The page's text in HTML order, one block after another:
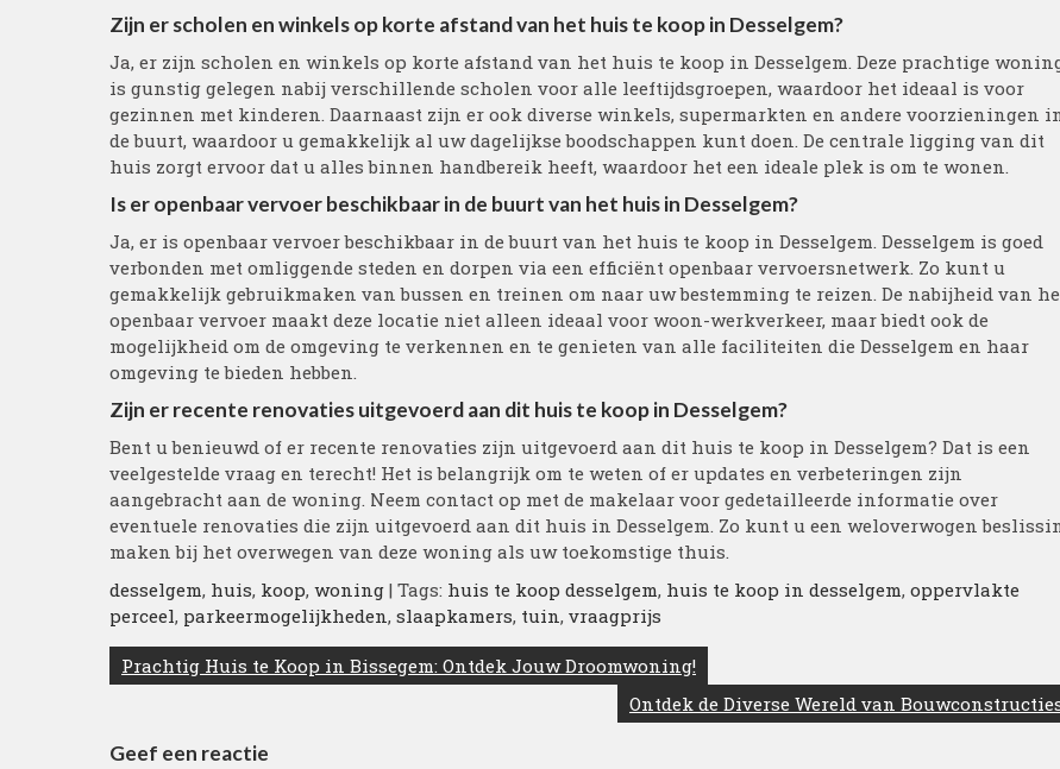
Zijn er scholen en winkels op korte afstand van het huis te koop in Desselgem?
Ja, er zijn scholen en winkels op korte afstand van het huis te koop in Desselgem. Deze prachtige
is gunstig gelegen nabij verschillende scholen voor alle leeftijdsgroepen, waardoor het ideaal is voor
gezinnen met kinderen. Daarnaast zijn er ook diverse winkels, supermarkten en andere voorzieningen
de buurt, waardoor u gemakkelijk al uw dagelijkse boodschappen kunt doen. De centrale ligging van dit
huis zorgt ervoor dat u alles binnen handbereik heeft, waardoor het een ideale plek is om te wonen.
Is er openbaar vervoer beschikbaar in de buurt van het huis in Desselgem?
Ja, er is openbaar vervoer beschikbaar in de buurt van het huis te koop in Desselgem. Desselgem is goed
verbonden met omliggende steden en dorpen via een efficiënt openbaar vervoersnetwerk. Zo kunt u
gemakkelijk gebruikmaken van bussen en treinen om naar uw bestemming te reizen. De nabijheid van
openbaar vervoer maakt deze locatie niet alleen ideaal voor woon-werkverkeer, maar biedt ook de
mogelijkheid om de omgeving te verkennen en te genieten van alle faciliteiten die Desselgem en haar
omgeving te bieden hebben.
Zijn er recente renovaties uitgevoerd aan dit huis te koop in Desselgem?
Bent u benieuwd of er recente renovaties zijn uitgevoerd aan dit huis te koop in Desselgem? Dat is een
veelgestelde vraag en terecht! Het is belangrijk om te weten of er updates en verbeteringen zijn
aangebracht aan de woning. Neem contact op met de makelaar voor gedetailleerde informatie over
eventuele renovaties die zijn uitgevoerd aan dit huis in Desselgem. Zo kunt u een weloverwogen
maken bij het overwegen van deze woning als uw toekomstige thuis.
desselgem, huis, koop, woning | Tags: huis te koop desselgem, huis te koop in desselgem, oppervlakte
perceel, parkeermogelijkheden, slaapkamers, tuin, vraagprijs
Berichtnavigatie
Prachtig Huis te Koop in Bissegem: Ontdek Jouw Droomwoning!
Ontdek de Diverse Wereld van
Geef een reactie